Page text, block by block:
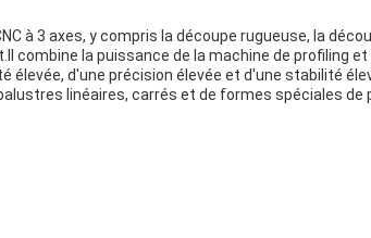
à 3 axes, y compris la découpe rugueuse, la
combine la puissance de la machine de profiling et
élevée, d'une précision élevée et d'une stabilité
linéaires, carrés et de formes spéciales de